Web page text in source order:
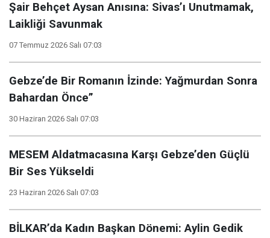
Şair Behçet Aysan Anısına: Sivas’ı Unutmamak,
Laikliği Savunmak
07 Temmuz 2026 Salı 07:03
Gebze’de Bir Romanın İzinde: Yağmurdan Sonra
Bahardan Önce”
30 Haziran 2026 Salı 07:03
MESEM Aldatmacasına Karşı Gebze’den Güçlü
Bir Ses Yükseldi
23 Haziran 2026 Salı 07:03
BİLKAR’da Kadın Başkan Dönemi: Aylin Gedik